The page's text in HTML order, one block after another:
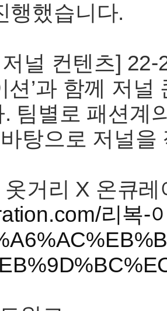
행했습니다.
저널 컨텐츠]
션’과 함께 저
팀별로 패션계
탕으로 저널을
옷거리 X 온큐
리복-